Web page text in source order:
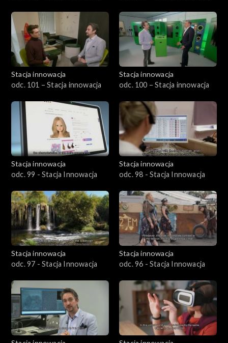
Stacja innowacja
odc. 101 – Stacja innowacja
Stacja innowacja
odc. 100 – Stacja innowacja
Stacja innowacja
odc. 99 - Stacja Innowacja
Stacja innowacja
odc. 98 - Stacja Innowacja
Stacja innowacja
odc. 97 - Stacja Innowacja
Stacja innowacja
odc. 96 - Stacja Innowacja